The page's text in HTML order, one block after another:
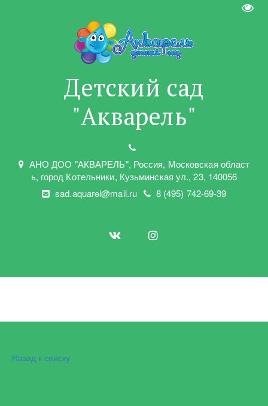
Детский сад
"Акварель"
АНО ДОО "АКВАРЕЛЬ", Россия, Московская област
ь, город Котельники, Кузьминская ул.,23, 140056
sad.aquarel@mail.ru
8 (495) 742-69-39
Назад к списку